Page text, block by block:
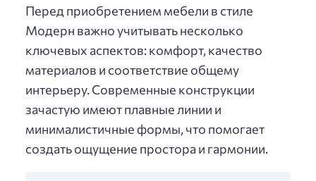
Перед приобретением мебели в стиле
Модерн важно учитывать несколько
ключевых аспектов: комфорт, качество
материалов и соответствие общему
интерьеру. Современные конструкции
зачастую имеют плавные линии и
минималистичные формы, что помогает
создать ощущение простора и гармонии.